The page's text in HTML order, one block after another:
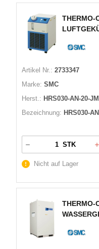
THERMO-
Artikel Nr.: 2733347
Marke: SMC
Herst.: HRS030-AN-20-
Bezeichnung: HRS030-
STK
Nicht auf Lager
THERMO-